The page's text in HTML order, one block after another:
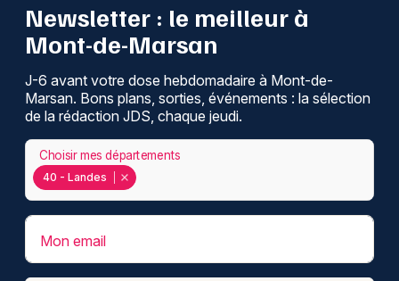
Newsletter : le meilleur à
Mont-de-Marsan
J-6 avant votre dose hebdomadaire à Mont-de-
Marsan. Bons plans, sorties, événements : la sélection
de la rédaction JDS, chaque jeudi.
40 - Landes
Choisir mes départements
Mon email